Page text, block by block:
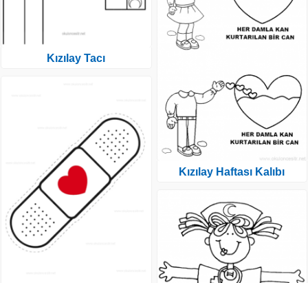
Kızılay Tacı
Kızılay Haftası Kalıbı